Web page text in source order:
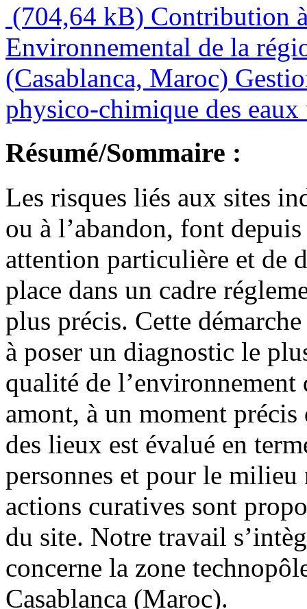
(704,64 kB) Contribution
Environnemental de la
(Casablanca, Maroc)
physico-chimique des eaux
Résumé/Sommaire :
Les risques liés aux sites
ou à l’abandon, font
attention particulière et de
place dans un cadre
plus précis. Cette
à poser un diagnostic le
qualité de
amont, à un moment
des lieux est évalué en
personnes et pour le
actions curatives sont
du site. Notre travail
concerne la zone
Casablanca (Maroc).